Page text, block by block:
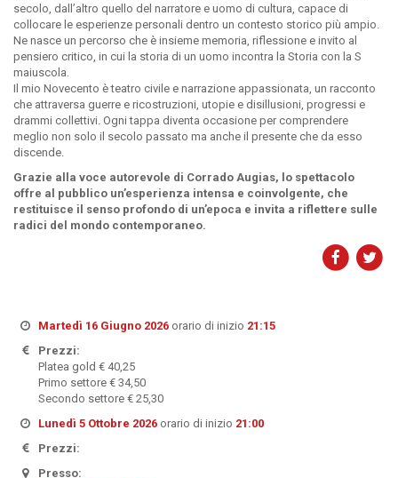
secolo, dall’altro quello del narratore e uomo di cultura, capace di
collocare le esperienze personali dentro un contesto storico più ampio.
Ne nasce un percorso che è insieme memoria, riflessione e invito al
pensiero critico, in cui la storia di un uomo incontra la Storia con la S
maiuscola.
Il mio Novecento è teatro civile e narrazione appassionata, un racconto
che attraversa guerre e ricostruzioni, utopie e disillusioni, progressi e
drammi collettivi. Ogni tappa diventa occasione per comprendere
meglio non solo il secolo passato ma anche il presente che da esso
discende.
Grazie alla voce autorevole di Corrado Augias, lo spettacolo
offre al pubblico un’esperienza intensa e coinvolgente, che
restituisce il senso profondo di un’epoca e invita a riflettere sulle
radici del mondo contemporaneo.
Martedì 16 Giugno 2026orario di inizio 21:15
Prezzi:
Platea gold € 40,25
Primo settore € 34,50
Secondo settore € 25,30
Lunedì 5 Ottobre 2026orario di inizio 21:00
Prezzi:
Presso: